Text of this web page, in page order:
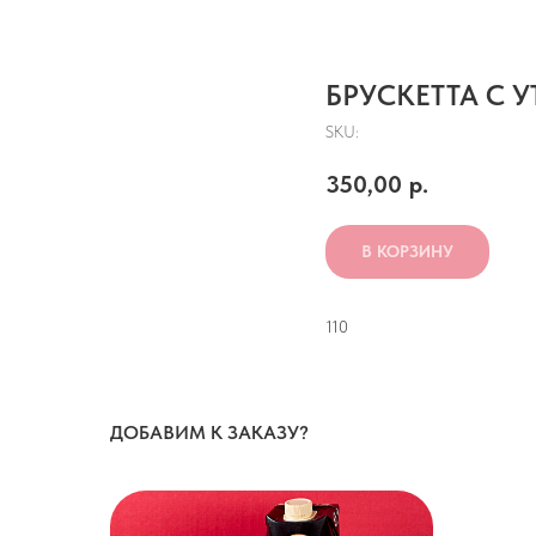
БРУСКЕТТА С
SKU:
350,00 р.
В КОРЗИНУ
110
ДОБАВИМ К ЗАКАЗУ?